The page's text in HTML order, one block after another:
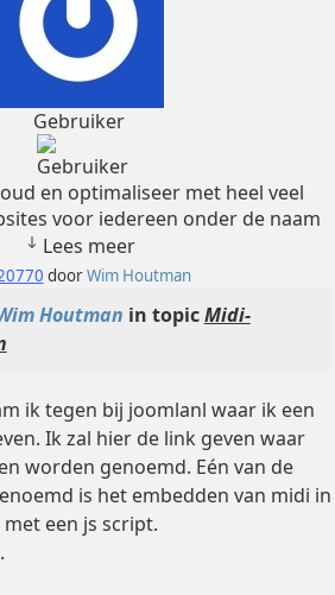
Gebruiker
en optimaliseer met heel veel
voor iedereen onder de naam
Lees meer
doorWim Houtman
Houtman in topicMidi-
ik tegen bij joomlanl waar ik een
Ik zal hier de link geven waar
worden genoemd. Eén van de
is het embedden van midi in
een js script.
.